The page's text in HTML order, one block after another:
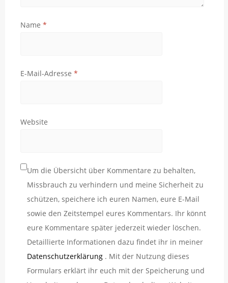
Name *
E-Mail-Adresse *
Website
Um die Übersicht über Kommentare zu behalten,
Missbrauch zu verhindern und meine Sicherheit zu
schützen, speichere ich euren Namen, eure E-Mail
sowie den Zeitstempel eures Kommentars. Ihr könnt
eure Kommentare später jederzeit wieder löschen.
Detaillierte Informationen dazu findet ihr in meiner
Datenschutzerklärung . Mit der Nutzung dieses
Formulars erklärt ihr euch mit der Speicherung und